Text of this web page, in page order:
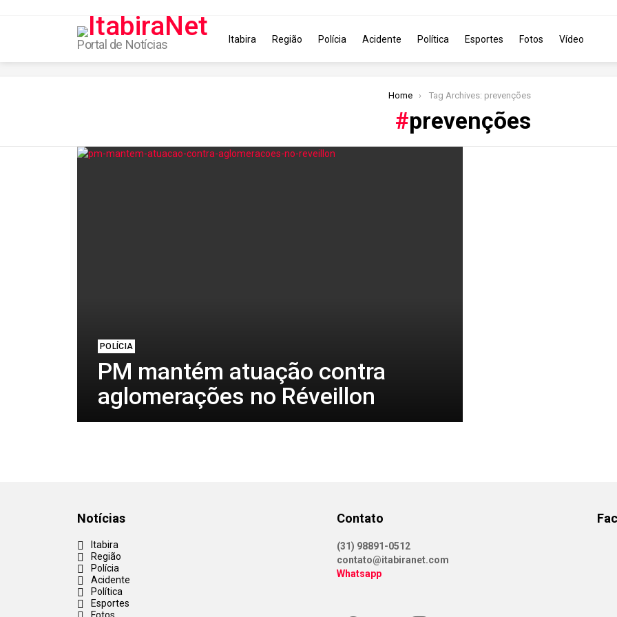
Portal de Notícias Itabira Região Polícia Acidente Política Esportes Fotos Vídeo
Home Tag Archives: prevenções
prevenções
POLÍCIA
PM mantém atuação contra
aglomerações no Réveillon
Notícias
Itabira
Região
Polícia
Acidente
Política
Esportes
Contato
(31) 98891-0512
contato@itabiranet.com
Whatsapp